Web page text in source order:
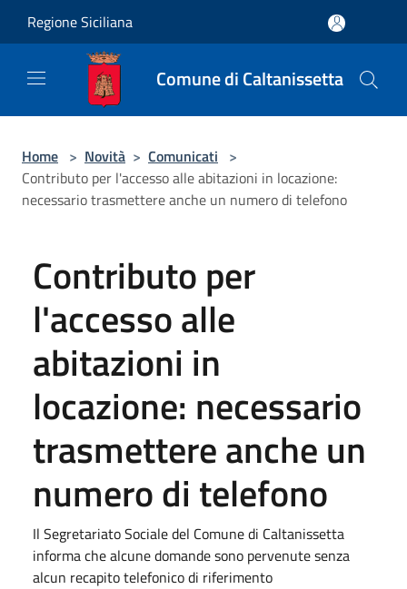
Regione Siciliana
Comune di Caltanissetta
Home > Novità > Comunicati >
Contributo per l'accesso alle abitazioni in locazione:
necessario trasmettere anche un numero di telefono
Contributo per
l'accesso alle
abitazioni in
locazione: necessario
trasmettere anche un
numero di telefono
Il Segretariato Sociale del Comune di Caltanissetta
informa che alcune domande sono pervenute senza
alcun recapito telefonico di riferimento